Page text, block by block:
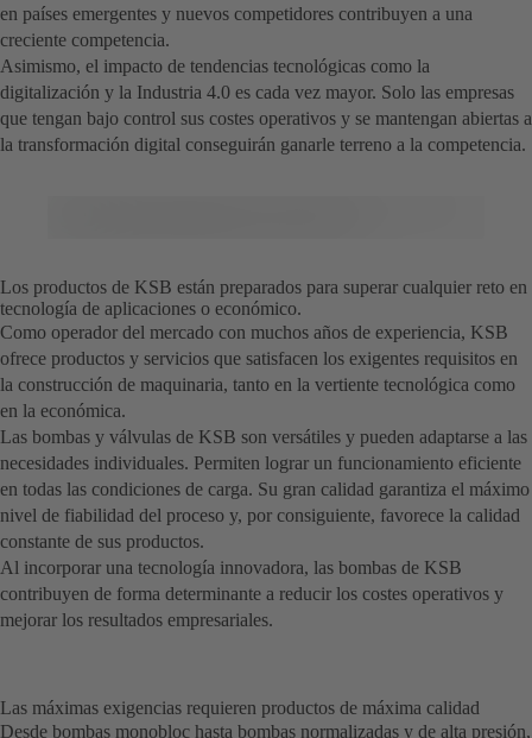
en países emergentes y nuevos competidores contribuyen a una
creciente competencia.
Asimismo, el impacto de tendencias tecnológicas como la
digitalización y la Industria 4.0 es cada vez mayor. Solo las empresas
que tengan bajo control sus costes operativos y se mantengan abiertas a
la transformación digital conseguirán ganarle terreno a la competencia.
Los productos de KSB están preparados para superar cualquier reto en
tecnología de aplicaciones o económico.
Como operador del mercado con muchos años de experiencia, KSB
ofrece productos y servicios que satisfacen los exigentes requisitos en
la construcción de maquinaria, tanto en la vertiente tecnológica como
en la económica.
Las bombas y válvulas de KSB son versátiles y pueden adaptarse a las
necesidades individuales. Permiten lograr un funcionamiento eficiente
en todas las condiciones de carga. Su gran calidad garantiza el máximo
nivel de fiabilidad del proceso y, por consiguiente, favorece la calidad
constante de sus productos.
Al incorporar una tecnología innovadora, las bombas de KSB
contribuyen de forma determinante a reducir los costes operativos y
mejorar los resultados empresariales.
Las máximas exigencias requieren productos de máxima calidad
Desde bombas monobloc hasta bombas normalizadas y de alta presión,